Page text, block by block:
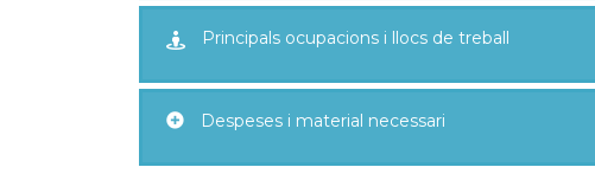
Principals ocupacions i llocs de treball
Despeses i material necessari